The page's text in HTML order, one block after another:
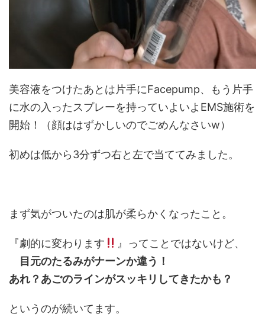
美容液をつけたあとは片手にFacepump、もう片手
に水の入ったスプレーを持っていよいよEMS施術を
開始！（顔ははずかしいのでごめんなさいw）
初めは低から3分ずつ右と左で当ててみました。
まず気がついたのは肌が柔らかくなったこと。
『劇的に変わります
』ってことではないけど、
目元のたるみがナーンか違う！
あれ？あごのラインがスッキリしてきたかも？
というのが続いてます。